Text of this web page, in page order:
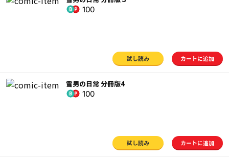
100
試し読み カートに追加
雪男の日常 分冊版4
100
試し読み カートに追加